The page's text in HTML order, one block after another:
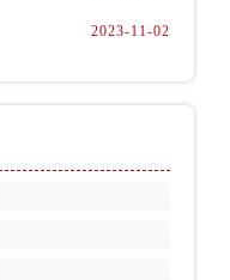
2023-11-02